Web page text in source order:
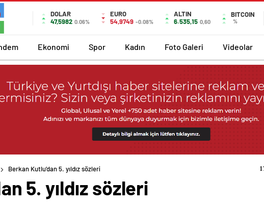
DOLAR
47,5982 0.06%
EURO
54,9749 -0.08%
ALTIN
6.535,15 0,60
BITCOIN
%
Ekonomi Spor Kadın Foto Galeri Videolar
Berkan Kutlu’dan 5. yıldız sözleri
5. yıldız sözleri